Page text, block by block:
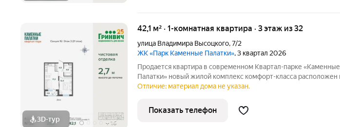
3D-тур + 16
42,1 м² · 1-комнатная квартира · 3 этаж из 32
улица Владимира Высоцкого,7/2
ЖК «Парк Каменные Палатки», 3 квартал 2026
Продается квартира в современном Квартал-парке «Каменные
Палатки» новый жилой комплекс комфорт-класса расположен на
границе микрорайонов ЖБИ и Втузгородок, в 15 минутах от
озером Шарташ. В
Отличие: материал дома не указан.
Показать телефон